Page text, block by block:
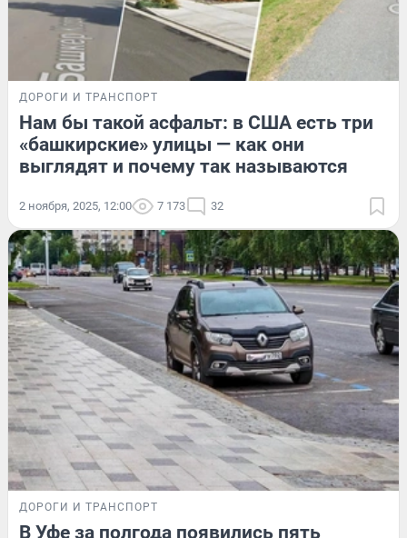
ДОРОГИ И ТРАНСПОРТ
Нам бы такой асфальт: в США есть три
«башкирские» улицы — как они
выглядят и почему так называются
2 ноября, 2025, 12:00 7 173 32
ДОРОГИ И ТРАНСПОРТ
В Уфе за полгода появились пять